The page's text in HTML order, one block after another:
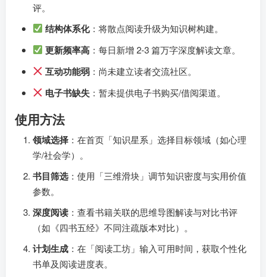
评。
结构体系化：将散点阅读升级为知识树构建。
更新频率高 ：每日新增 2-3 篇万字深度解读文章。
互动功能弱 ：尚未建立读者交流社区。
电子书缺失 ：暂未提供电子书购买/借阅渠道。
使用方法
领域选择 ：在首页「知识星系」选择目标领域（如心理
学/社会学）。
书目筛选：使用「三维滑块」调节知识密度与实用价值
参数。
深度阅读 ：查看书籍关联的思维导图解读与对比书评
（如《四书五经》不同注疏版本对比）。
计划生成 ：在「阅读工坊」输入可用时间，获取个性化
书单及阅读进度表。